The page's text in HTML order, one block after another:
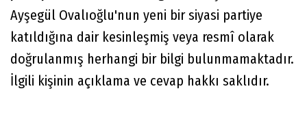
Ayşegül Ovalıoğlu'nun yeni bir siyasi partiye
katıldığına dair kesinleşmiş veya resmî olarak
doğrulanmış herhangi bir bilgi bulunmamaktadır.
İlgili kişinin açıklama ve cevap hakkı saklıdır.